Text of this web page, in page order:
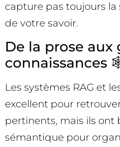
capture pas toujours
de votre savoir.
De la prose aux
connaissances
Les systèmes RAG et
excellent pour
pertinents, mais ils ont
sémantique pour